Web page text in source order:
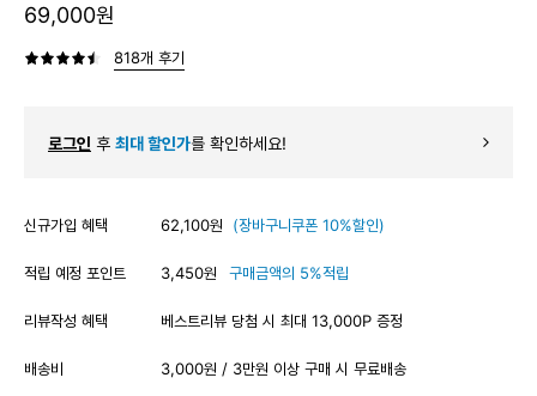
69,000원
818개 후기
로그인 후 최대 할인가를 확인하세요!
신규가입 혜택 62,100원 (장바구니쿠폰 10%할인)
적립 예정 포인트 3,450원 구매금액의 5%적립
리뷰작성 혜택 베스트리뷰 당첨 시 최대 13,000P 증정
배송비 3,000원 / 3만원 이상 구매 시 무료배송